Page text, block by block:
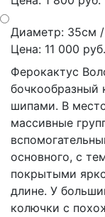
Диаметр: 35см
Цена: 11 000 руб.
Ферокактус
бочкообразный
шипами. В
массивные
основного, с
покрытыми
длине. У
колючки с